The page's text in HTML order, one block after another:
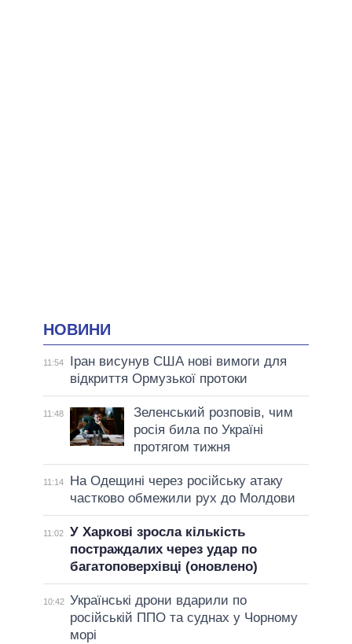
НОВИНИ
11:54
Іран висунув США нові вимоги для
відкриття Ормузької протоки
11:48
Зеленський розповів, чим
росія била по Україні
протягом тижня
11:14
На Одещині через російську атаку
частково обмежили рух до Молдови
11:02
У Харкові зросла кількість
постраждалих через удар по
багатоповерхівці (оновлено)
10:42 Українські дрони вдарили по
російській ППО та суднах у Чорному
морі